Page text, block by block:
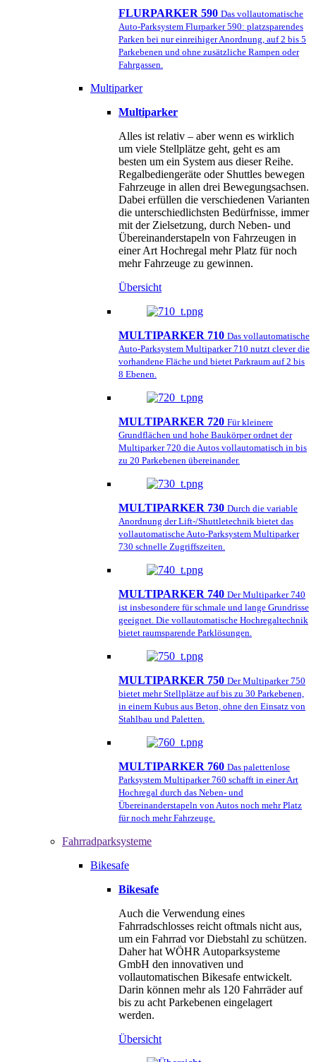
FLURPARKER 590 Das vollautomatische
Auto-Parksystem Flurparker 590: platzsparendes
Parken bei nur einreihiger Anordnung, auf 2 bis 5
Parkebenen und ohne zusätzliche Rampen oder
Fahrgassen.
Multiparker
Multiparker
Alles ist relativ – aber wenn es wirklich
um viele Stellplätze geht, geht es am
besten um ein System aus dieser Reihe.
Regalbediengeräte oder Shuttles bewegen
Fahrzeuge in allen drei Bewegungsachsen.
Dabei erfüllen die verschiedenen Varianten
die unterschiedlichsten Bedürfnisse, immer
mit der Zielsetzung, durch Neben- und
Übereinanderstapeln von Fahrzeugen in
einer Art Hochregal mehr Platz für noch
mehr Fahrzeuge zu gewinnen.
Übersicht
MULTIPARKER 710 Das vollautomatische
Auto-Parksystem Multiparker 710 nutzt clever die
vorhandene Fläche und bietet Parkraum auf 2 bis
8 Ebenen.
MULTIPARKER 720 Für kleinere
Grundflächen und hohe Baukörper ordnet der
Multiparker 720 die Autos vollautomatisch in bis
zu 20 Parkebenen übereinander.
MULTIPARKER 730 Durch die variable
Anordnung der Lift-/Shuttletechnik bietet das
vollautomatische Auto-Parksystem Multiparker
730 schnelle Zugriffszeiten.
MULTIPARKER 740 Der Multiparker 740
ist insbesondere für schmale und lange Grundrisse
geeignet. Die vollautomatische Hochregaltechnik
bietet raumsparende Parklösungen.
MULTIPARKER 750 Der Multiparker 750
bietet mehr Stellplätze auf bis zu 30 Parkebenen,
in einem Kubus aus Beton, ohne den Einsatz von
Stahlbau und Paletten.
MULTIPARKER 760 Das palettenlose
Parksystem Multiparker 760 schafft in einer Art
Hochregal durch das Neben- und
Übereinanderstapeln von Autos noch mehr Platz
für noch mehr Fahrzeuge.
Fahrradparksysteme
Bikesafe
Bikesafe
Auch die Verwendung eines
Fahrradschlosses reicht oftmals nicht aus,
um ein Fahrrad vor Diebstahl zu schützen.
Daher hat WÖHR Autoparksysteme
GmbH den innovativen und
vollautomatischen Bikesafe entwickelt.
Darin können mehr als 120 Fahrräder auf
bis zu acht Parkebenen eingelagert
werden.
Übersicht